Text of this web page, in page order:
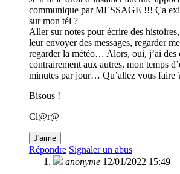
communique par MESSAGE !!! Ça
sur mon tél ?
Aller sur notes pour écrire des
leur envoyer des messages, regarder
regarder la météo… Alors, oui, j’ai des
contrairement aux autres, mon temps
minutes par jour… Qu’allez vous faire
Bisous !
Cl@r@
J'aime
Répondre Signaler un abus
anonyme 12/01/2022 15:49